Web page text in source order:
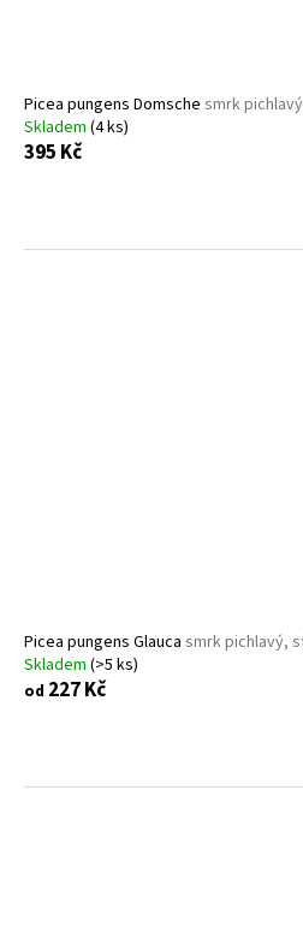
Picea pungens Domsche smrk pichlavý
Skladem (4 ks)
395 Kč
Picea pungens Glauca smrk pichlavý,
Skladem (>5 ks)
od 227 Kč